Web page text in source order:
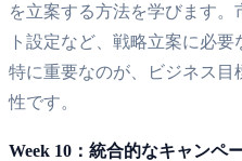
を立案する方法を学びます
ト設定など、戦略立案に必要
特に重要なのが、ビジネス
性です。
Week 10：統合的なキャンペ